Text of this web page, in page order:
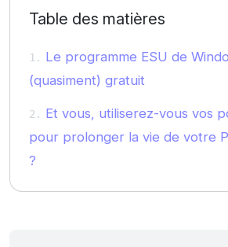
Table des matières
Le programme ESU de
(quasiment) gratuit
Et vous, utiliserez-vous vos
pour prolonger la vie de votre
?